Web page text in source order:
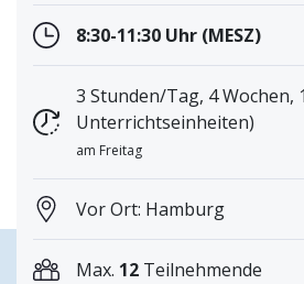
8:30-11:30 Uhr (MESZ)
3 Stunden/Tag, 4 Wochen,
Unterrichtseinheiten)
am Freitag
Vor Ort: Hamburg
Max. 12 Teilnehmende